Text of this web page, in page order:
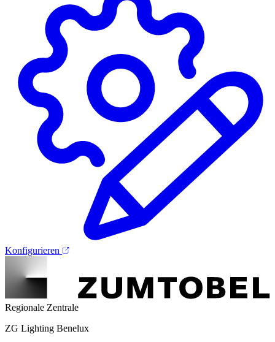
Konfigurieren
Regionale Zentrale
ZG Lighting Benelux